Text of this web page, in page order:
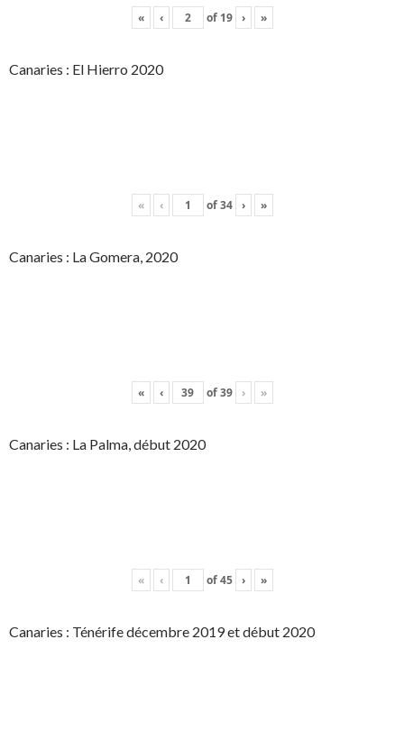
« ‹ of 19 › »
Canaries : El Hierro 2020
« ‹ of34 › »
Canaries : La Gomera, 2020
« ‹ of39 › »
Canaries : La Palma, début 2020
« ‹ of45 › »
Canaries : Ténérife décembre 2019 et début 2020